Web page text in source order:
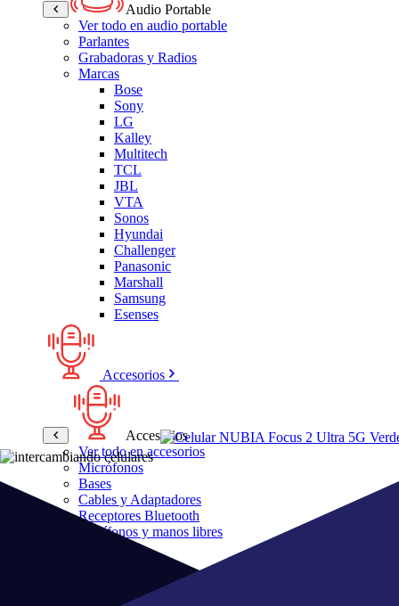
Audio Portable
Ver todo en audio portable
Parlantes
Grabadoras y Radios
Marcas
Bose
Sony
LG
Kalley
Multitech
TCL
JBL
VTA
Sonos
Hyundai
Challenger
Panasonic
Marshall
Samsung
Esenses
Accesorios
Accesorios
Ver todo en accesorios
Micrófonos
Bases
Cables y Adaptadores
Receptores Bluetooth
Audífonos y manos libres